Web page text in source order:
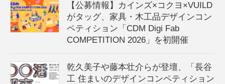
【公募情報】カインズ×コクヨ×VUILD
がタッグ、家具・木工品デザインコン
ペティション「CDM Digi Fab
COMPETITION 2026」を初開催
乾久美子や藤本壮介らが登壇、「長谷
工 住まいのデザインコンペティション